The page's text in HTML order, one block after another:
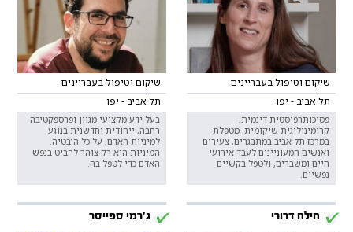
שיקום וטיפול בעבריינים
תל אביב - יפו
פסיכותרפיסטית דינמית,
קרימינולוגית שיקומית, מטפלת
במרכז תל אביב במתבגרים, צעירים
ואנשים המעוניינים לעבד אירועי
חיים ומשברים, ולטפל בקשיים
נפשיים.
שיקום וטיפול בעבריינים
תל אביב - יפו
בעל ידע מקצועי מגוון ופרספקטיבה
רחבה, ייחודית וחדשנית בנוגע
למיניות האדם, על כל היבטיה.
המיניות היא רק צוהר להביט בנפש
האדם כדי לטפל בה.
הילה דרורי ג'רמי ספייסר